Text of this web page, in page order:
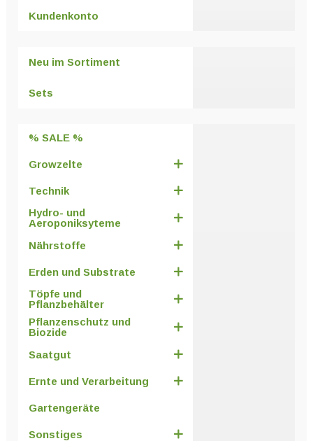
Kundenkonto
Neu im Sortiment
Sets
% SALE %
Growzelte
Technik
Hydro- und
Aeroponiksyteme
Nährstoffe
Erden und Substrate
Töpfe und
Pflanzbehälter
Pflanzenschutz und
Biozide
Saatgut
Ernte und Verarbeitung
Gartengeräte
Sonstiges